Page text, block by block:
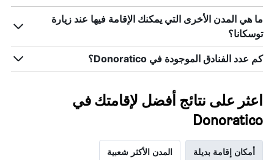
ما هي المدن الأخرى التي يمكنك الإقامة فيها عند زيارة
توسكانا؟
كم عدد الفنادق الموجودة في Donoratico؟
اعثر على نتائج أفضل لإقامتك في
Donoratico
أمكان إقامة بديلة المدن الأكثر شعبية